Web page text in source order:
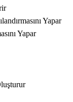
Yapar
Yapar